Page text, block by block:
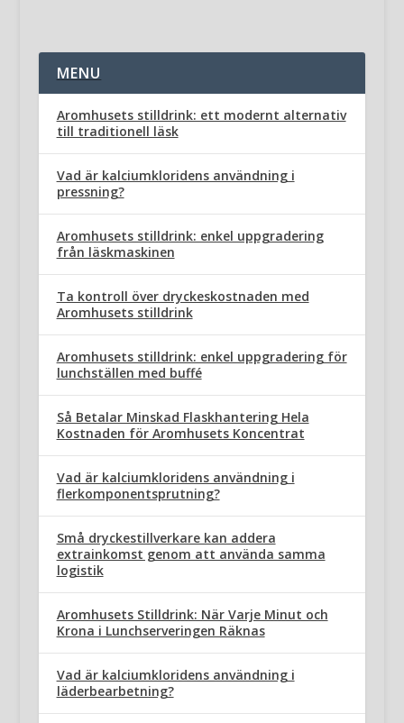
MENU
Aromhusets stilldrink: ett modernt alternativ
till traditionell läsk
Vad är kalciumkloridens användning i
pressning?
Aromhusets stilldrink: enkel uppgradering
från läskmaskinen
Ta kontroll över dryckeskostnaden med
Aromhusets stilldrink
Aromhusets stilldrink: enkel uppgradering för
lunchställen med buffé
Så Betalar Minskad Flaskhantering Hela
Kostnaden för Aromhusets Koncentrat
Vad är kalciumkloridens användning i
flerkomponentsprutning?
Små dryckestillverkare kan addera
extrainkomst genom att använda samma
logistik
Aromhusets Stilldrink: När Varje Minut och
Krona i Lunchserveringen Räknas
Vad är kalciumkloridens användning i
läderbearbetning?